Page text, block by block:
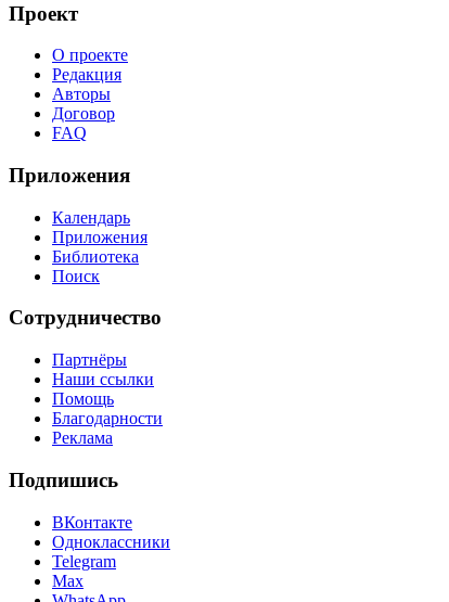
Проект
О проекте
Редакция
Авторы
Договор
FAQ
Приложения
Календарь
Приложения
Библиотека
Поиск
Сотрудничество
Партнёры
Наши ссылки
Помощь
Благодарности
Реклама
Подпишись
ВКонтакте
Одноклассники
Telegram
Max